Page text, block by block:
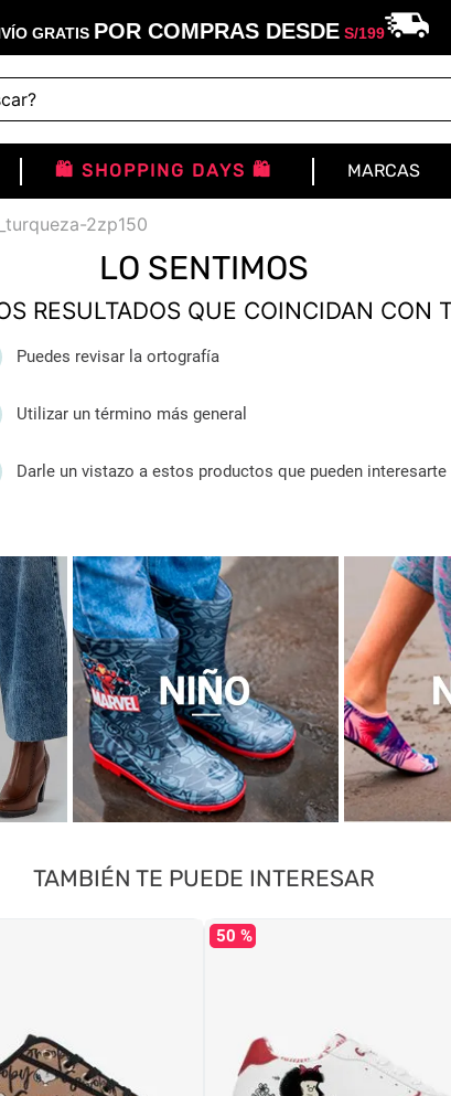
GRATIS POR COMPRAS DESDES/199
🛍️ SHOPPING DAYS 🛍️ MARCAS
2zp150
LO SENTIMOS
RESULTADOS QUE COINCIDAN CON
Puedes revisar la ortografía
Utilizar un término más general
Darle un vistazo a estos productos que pueden interesarte
TAMBIÉN TE PUEDE INTERESAR
50 %